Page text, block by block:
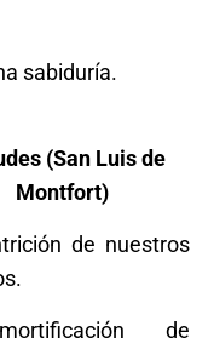
sabiduría.
(San Luis de
Montfort)
de nuestros
de